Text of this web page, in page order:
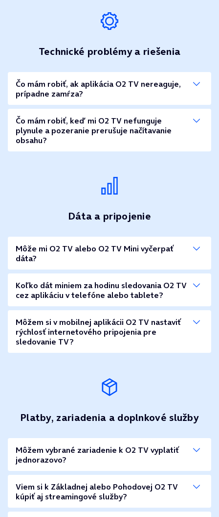
Technické problémy a riešenia
Čo mám robiť, ak aplikácia O2 TV nereaguje,
prípadne zamŕza?
Čo mám robiť, keď mi O2 TV nefunguje
plynule a pozeranie prerušuje načítavanie
obsahu?
Dáta a pripojenie
Môže mi O2 TV alebo O2 TV Mini vyčerpať
dáta?
Koľko dát miniem za hodinu sledovania O2 TV
cez aplikáciu v telefóne alebo tablete?
Môžem si v mobilnej aplikácii O2 TV nastaviť
rýchlosť internetového pripojenia pre
sledovanie TV?
Platby, zariadenia a doplnkové služby
Môžem vybrané zariadenie k O2 TV vyplatiť
jednorazovo?
Viem si k Základnej alebo Pohodovej O2 TV
kúpiť aj streamingové služby?